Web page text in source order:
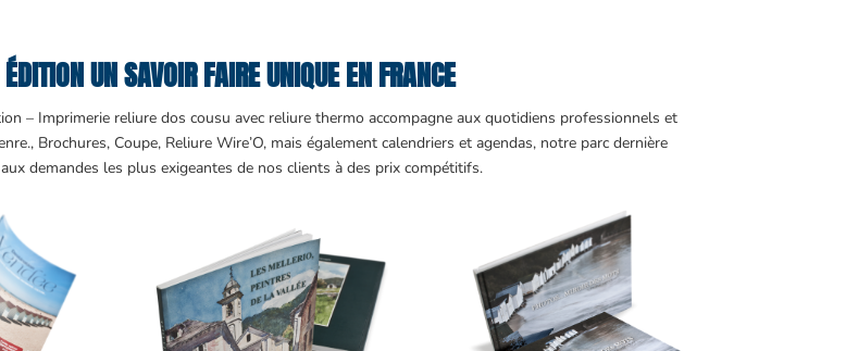
UN SAVOIR FAIRE UNIQUE EN FRANCE
– Imprimerie reliure dos cousu avec reliure thermo accompagne aux quotidiens professionnels et
Brochures, Coupe, Reliure Wire’O, mais également calendriers et agendas, notre parc dernière
demandes les plus exigeantes de nos clients à des prix compétitifs.